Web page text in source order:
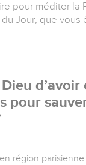
pour méditer la
Jour, que vous
d’avoir
pour
région